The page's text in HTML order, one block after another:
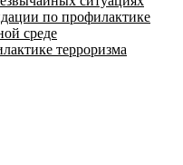
по профилактике
среде
терроризма